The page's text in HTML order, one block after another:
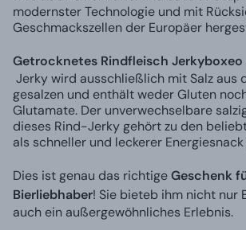
modernster Technologie und mit
Geschmackszellen der Europäer
Getrocknetes Rindfleisch
Jerky wird ausschließlich mit Salz aus
gesalzen und enthält weder Gluten
Glutamate. Der unverwechselbare
dieses Rind-Jerky gehört zu den
als schneller und leckerer
Dies ist genau das richtigeGeschenk
Bierliebhaber! Sie bieteb ihm nicht nur
auch ein außergewöhnliches Erlebnis.